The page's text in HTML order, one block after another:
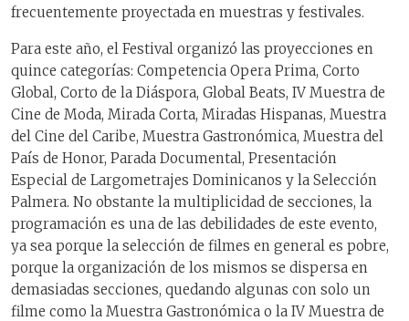
frecuentemente proyectada en muestras y festivales.
Para este año, el Festival organizó las proyecciones en
quince categorías: Competencia Opera Prima, Corto
Global, Corto de la Diáspora, Global Beats, IV Muestra de
Cine de Moda, Mirada Corta, Miradas Hispanas, Muestra
del Cine del Caribe, Muestra Gastronómica, Muestra del
País de Honor, Parada Documental, Presentación
Especial de Largometrajes Dominicanos y la Selección
Palmera. No obstante la multiplicidad de secciones, la
programación es una de las debilidades de este evento,
ya sea porque la selección de filmes en general es pobre,
porque la organización de los mismos se dispersa en
demasiadas secciones, quedando algunas con solo un
filme como la Muestra Gastronómica o la IV Muestra de